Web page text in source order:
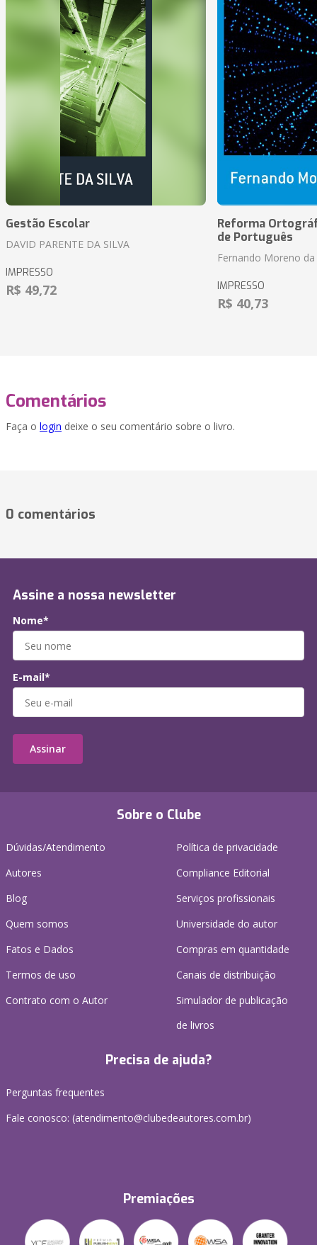
Gestão Escolar
DAVID PARENTE DA SILVA
IMPRESSO
R$ 49,72
Reforma
de Português
Fernando Moreno da
IMPRESSO
R$ 40,73
Comentários
Faça o login deixe o seu comentário sobre o livro.
0 comentários
Sobre o Clube
Dúvidas/Atendimento
Autores
Blog
Quem somos
Fatos e Dados
Termos de uso
Contrato com o Autor
Política de privacidade
Compliance Editorial
Serviços profissionais
Universidade do autor
Compras em quantidade
Canais de distribuição
Simulador de publicação
de livros
Precisa de ajuda?
Perguntas frequentes
Fale conosco: (atendimento@clubedeautores.com.br)
Premiações
Assine a nossa newsletter
Nome*
E-mail*
Assinar